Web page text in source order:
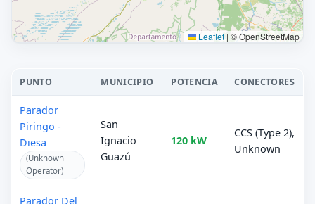
Leaflet | © OpenStreetMap
PUNTO MUNICIPIO POTENCIA CONECTORES
Parador
Piringo -
Diesa
(Unknown
Operator)
San
Ignacio
Guazú
120 kW
CCS (Type 2),
Unknown
Parador Del